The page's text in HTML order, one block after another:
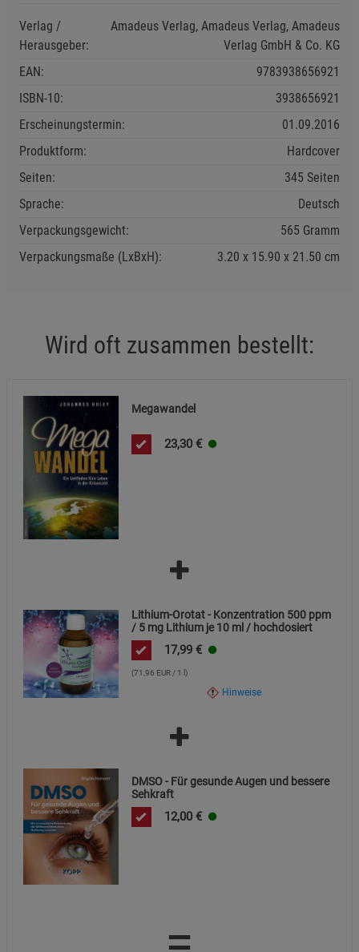
Verlag /
Herausgeber:
Amadeus Verlag, Amadeus Verlag, Amadeus
Verlag GmbH & Co. KG
EAN:
9783938656921
ISBN-10:
3938656921
Erscheinungstermin:
01.09.2016
Produktform:
Hardcover
Seiten:
345 Seiten
Sprache:
Deutsch
Verpackungsgewicht:
565 Gramm
Verpackungsmaße (LxBxH):
3.20 15.90 21.50 cm
Wird oft zusammen bestellt:
Megawandel
23,30 €
Lithium-Orotat - Konzentration 500 ppm
/ 5 mg Lithium je 10 ml / hochdosiert
17,99 €
(71,96 EUR / 1 l)
Hinweise
DMSO - Für gesunde Augen und bessere
Sehkraft
12,00 €
Funktionale Cookies (1) Funktionale
Beschreibung Funktionale Cookies
Statistik Cookies (2)
Marketing Cookies (3) Marketing Cookies
Beschreibung Marketing Cookies